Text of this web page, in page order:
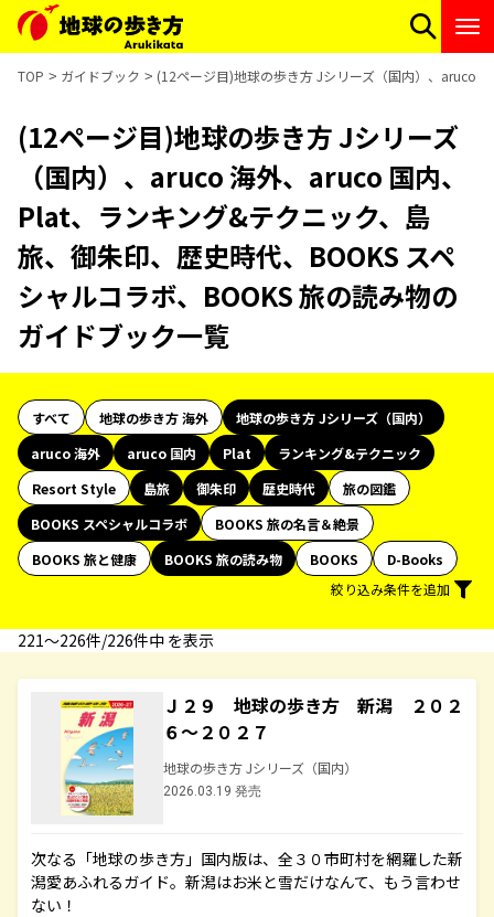
TOP ガイドブック (12ページ目)地球の歩き方 Jシリーズ（国内）、aruco
(12ページ目)地球の歩き方 Jシリーズ
（国内）、aruco 海外、aruco 国内、
Plat、ランキング&テクニック、島
旅、御朱印、歴史時代、BOOKS スペ
シャルコラボ、BOOKS 旅の読み物の
ガイドブック一覧
すべて 地球の歩き方 海外
地球の歩き方 Jシリーズ（国内）
aruco 海外
aruco 国内 Plat
ランキング&テクニック
Resort Style
島旅 御朱印 歴史時代
旅の図鑑
BOOKS スペシャルコラボ
BOOKS 旅の名言＆絶景
BOOKS 旅と健康
BOOKS 旅の読み物 BOOKS
D-Books
絞り込み条件を追加
221〜226件/226件中 を表示
Ｊ２９ 地球の歩き方 新潟 ２０２
６～２０２７
地球の歩き方 Jシリーズ（国内）
2026.03.19 発売
次なる「地球の歩き方」国内版は、全３０市町村を網羅した新
潟愛あふれるガイド。新潟はお米と雪だけなんて、もう言わせ
ない！